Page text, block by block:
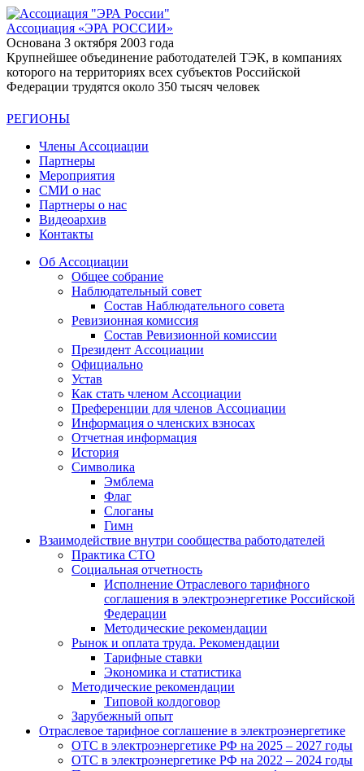
Ассоциация «ЭРА РОССИИ»
Основана 3 октября 2003 года
Крупнейшее объединение работодателей ТЭК, в компаниях
которого на территориях всех субъектов Российской
Федерации трудятся около 350 тысяч человек
РЕГИОНЫ
Члены Ассоциации
Партнеры
Мероприятия
СМИ о нас
Партнеры о нас
Видеоархив
Контакты
Об Ассоциации
Общее собрание
Наблюдательный совет
Состав Наблюдательного совета
Ревизионная комиссия
Состав Ревизионной комиссии
Президент Ассоциации
Официально
Устав
Как стать членом Ассоциации
Преференции для членов Ассоциации
Информация о членских взносах
Отчетная информация
История
Символика
Эмблема
Флаг
Слоганы
Гимн
Взаимодействие внутри сообщества работодателей
Практика СТО
Социальная отчетность
Исполнение Отраслевого тарифного
соглашения в электроэнергетике Российской
Федерации
Методические рекомендации
Рынок и оплата труда. Рекомендации
Тарифные ставки
Экономика и статистика
Методические рекомендации
Типовой колдоговор
Зарубежный опыт
Отраслевое тарифное соглашение в электроэнергетике
ОТС в электроэнергетике РФ на 2025 – 2027 годы
ОТС в электроэнергетике РФ на 2022 – 2024 годы